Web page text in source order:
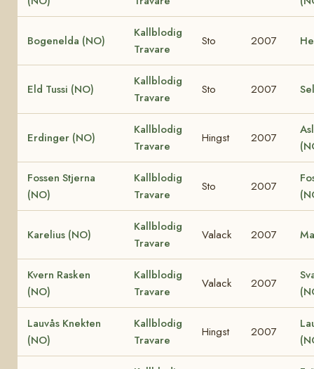
Bogenelda (NO)
Kallblodig
Travare
Sto 2007
Eld Tussi (NO)
Kallblodig
Travare
Sto 2007
Erdinger (NO)
Kallblodig
Travare
Hingst 2007
Fossen Stjerna
(NO)
Kallblodig
Travare
Sto 2007
Karelius (NO)
Kallblodig
Travare
Valack 2007
Kvern Rasken
(NO)
Kallblodig
Travare
Valack 2007
Lauvås Knekten
(NO)
Kallblodig
Travare
Hingst 2007